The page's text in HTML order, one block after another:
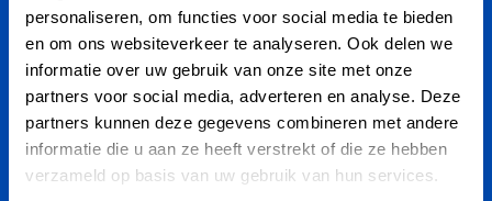
personaliseren, om functies voor social media te bieden
en om ons websiteverkeer te analyseren. Ook delen we
informatie over uw gebruik van onze site met onze
partners voor social media, adverteren en analyse. Deze
partners kunnen deze gegevens combineren met andere
informatie die u aan ze heeft verstrekt of die ze hebben
verzameld op basis van uw gebruik van hun services.
Aanmelden voor Nieuwsbrief
Meld je aan voor onze nieuwsbrief, marketing- en
kortingsmails.
E-mailadres
Verstuur